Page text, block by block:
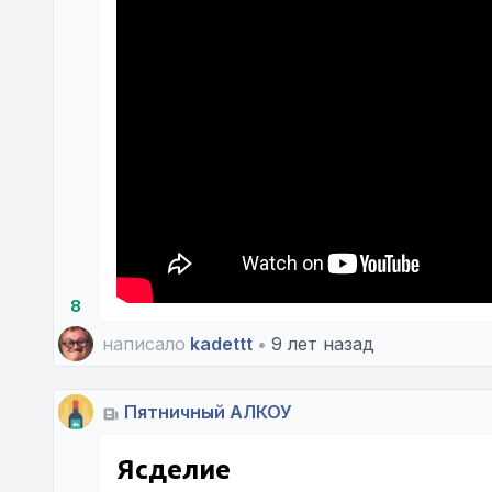
8
написало kadettt • 9 лет назад
Пятничный АЛКОУ
Ясделие